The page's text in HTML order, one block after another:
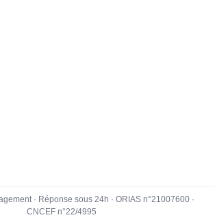
· Réponse sous 24h · ORIAS n°21007600 ·
CNCEF n°22/4995